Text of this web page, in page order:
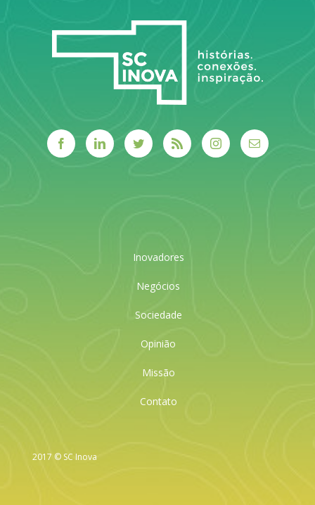
Inovadores
Negócios
Sociedade
Opinião
Missão
Contato
2017 © SC Inova